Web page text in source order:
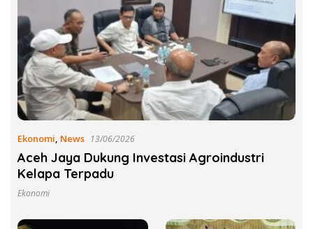
Ekonomi, News 13/06/2026
Aceh Jaya Dukung Investasi Agroindustri
Kelapa Terpadu
Ekonomi